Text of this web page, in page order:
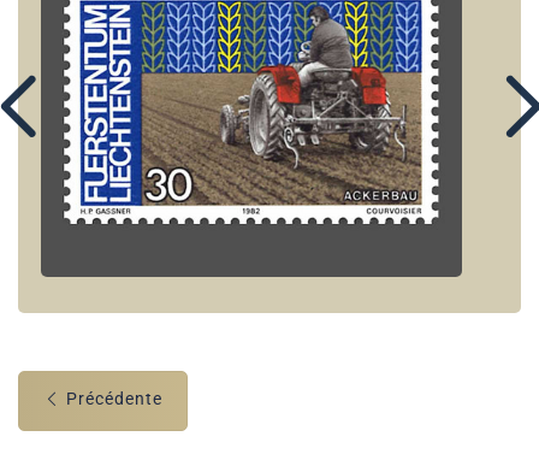
Précédente